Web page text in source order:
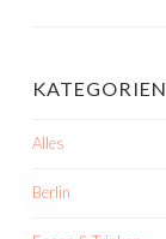
KATEGORIEN
Alles
Berlin